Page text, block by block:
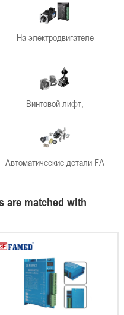
На электродвигателе
Винтовой лифт,
Автоматические детали FA
are matched with